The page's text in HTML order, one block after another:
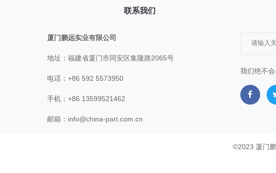
联系我们
厦门鹏远实业有限公司
地址：福建省厦门市同安区集隆路2065号
电话：+86 592 5573950
手机：+86 13599521462
邮箱： info@china-part.com.cn
我们绝不会
©2023 厦门